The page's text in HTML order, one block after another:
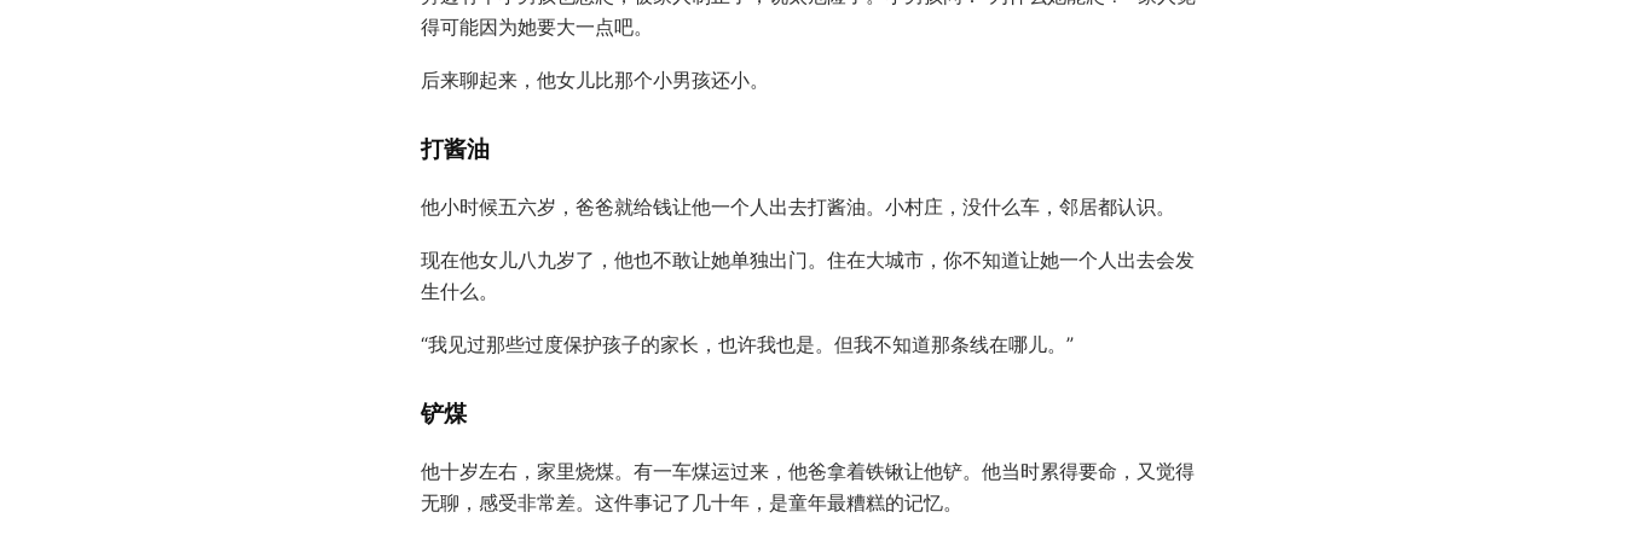
得可能因为她要大一点吧。
后来聊起来，他女儿比那个小男孩还小。
打酱油
他小时候五六岁，爸爸就给钱让他一个人出去打酱油。小村庄，没什么车，邻居都认识。
现在他女儿八九岁了，他也不敢让她单独出门。住在大城市，你不知道让她一个人出去会发
生什么。
“我见过那些过度保护孩子的家长，也许我也是。但我不知道那条线在哪儿。”
铲煤
他十岁左右，家里烧煤。有一车煤运过来，他爸拿着铁锹让他铲。他当时累得要命，又觉得
无聊，感受非常差。这件事记了几十年，是童年最糟糕的记忆。